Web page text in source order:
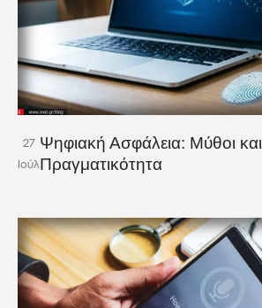
27
Ιούλ
Ψηφιακή Ασφάλεια: Μύθοι και
Πραγματικότητα